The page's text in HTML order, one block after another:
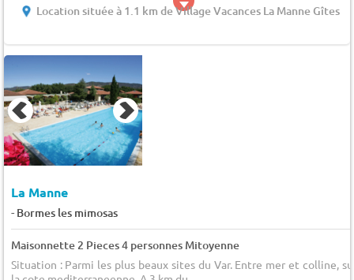
Location située à 1.1 km de Village Vacances La Manne Gîtes
La Manne
- Bormes les mimosas
Maisonnette 2 Pieces 4 personnes Mitoyenne
Situation : Parmi les plus beaux sites du Var. Entre mer et colline,